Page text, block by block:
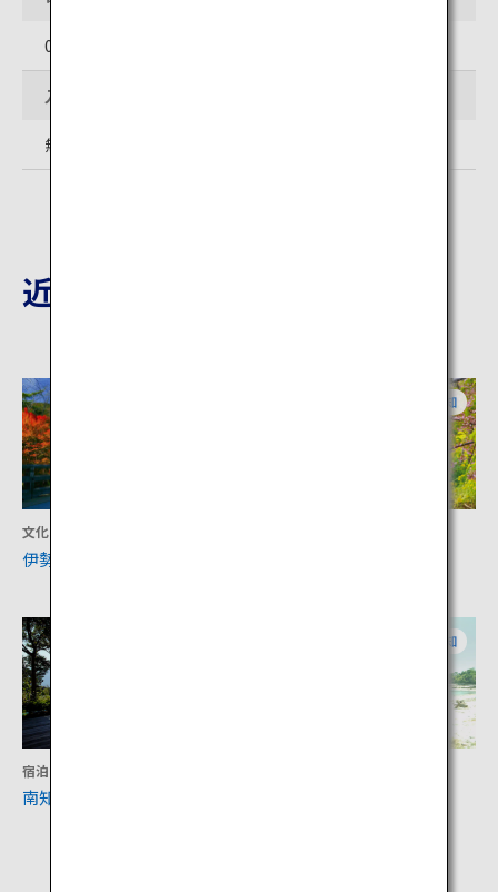
0596-43-2020
入場料
無料
近隣の観光地
文化
伊勢神宮
愛知
宿泊
南知多温泉郷
愛知